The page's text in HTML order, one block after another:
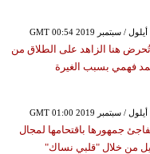
هنا الزاهد على الطلاق من
فهمي بسبب الغيرة
جمهورها باقتحامها لمجال
من خلال "قلبي نساك"